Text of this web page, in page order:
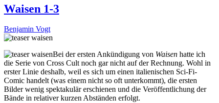
Waisen 1-3
Benjamin Vogt
Bei der ersten Ankündigung von Waisen hatte ich
die Serie von Cross Cult noch gar nicht auf der Rechnung. Wohl in
erster Linie deshalb, weil es sich um einen italienischen Sci-Fi-
Comic handelt (was einem nicht so oft unterkommt), die ersten
Bilder wenig spektakulär erschienen und die Veröffentlichung der
Bände in relativer kurzen Abständen erfolgt.